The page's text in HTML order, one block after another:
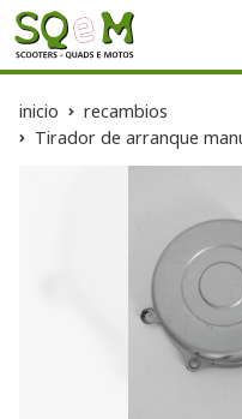
inicio
recambios
Tirador de arranque